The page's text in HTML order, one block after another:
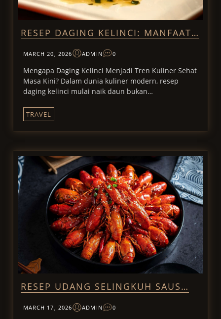
RESEP DAGING KELINCI: MANFAAT…
MARCH 20, 2026 ADMIN 0
Mengapa Daging Kelinci Menjadi Tren Kuliner Sehat
Masa Kini? Dalam dunia kuliner modern, resep
daging kelinci mulai naik daun bukan…
TRAVEL
RESEP UDANG SELINGKUH SAUS…
MARCH 17, 2026 ADMIN 0